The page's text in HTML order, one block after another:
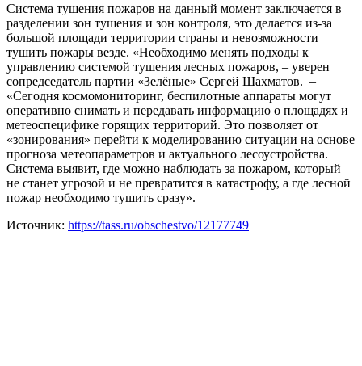
Система тушения пожаров на данный момент заключается в
разделении зон тушения и зон контроля, это делается из-за
большой площади территории страны и невозможности
тушить пожары везде. «Необходимо менять подходы к
управлению системой тушения лесных пожаров, – уверен
сопредседатель партии «Зелёные» Сергей Шахматов. –
«Сегодня космомониторинг, беспилотные аппараты могут
оперативно снимать и передавать информацию о площадях и
метеоспецифике горящих территорий. Это позволяет от
«зонирования» перейти к моделированию ситуации на основе
прогноза метеопараметров и актуального лесоустройства.
Система выявит, где можно наблюдать за пожаром, который
не станет угрозой и не превратится в катастрофу, а где лесной
пожар необходимо тушить сразу».
Источник: https://tass.ru/obschestvo/12177749